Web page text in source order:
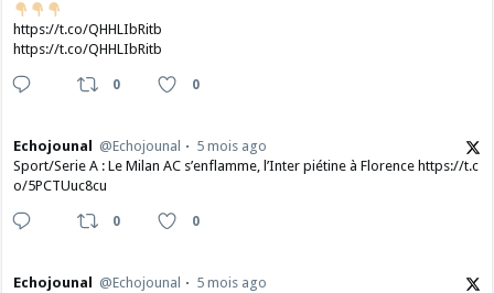
https://t.co/QHHLIbRitb
https://t.co/QHHLIbRitb
0 0
Echojounal @Echojounal
5 mois ago
Sport/Serie A : Le Milan AC s’enflamme, l’Inter piétine à Florence https://t.c
o/5PCTUuc8cu
0 0
Echojounal @Echojounal
5 mois ago